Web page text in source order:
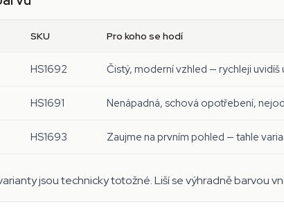
SKU Pro koho se hodí
HS1692 Čistý, moderní vzhled — rychleji
HS1691 Nenápadná, schová opotřebení,
HS1693 Zaujme na prvním pohled — tahle
jsou technicky totožné. Liší se výhradně barvou